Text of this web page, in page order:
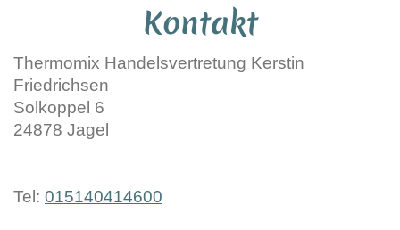
Kontakt
Thermomix Handelsvertretung Kerstin
Friedrichsen
Solkoppel 6
24878 Jagel
Tel: 015140414600